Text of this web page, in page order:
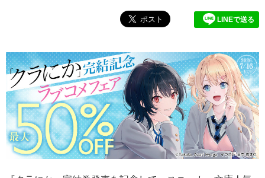
LINEで送る